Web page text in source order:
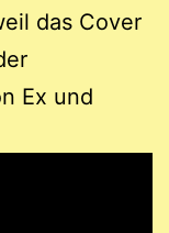
das Cover
Ex und